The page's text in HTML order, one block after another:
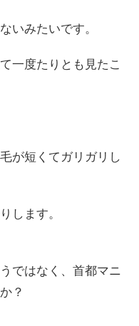
いみたいです。
一度たりとも見たこ
が短くてガリガリし
します。
ではなく、首都マニ
？